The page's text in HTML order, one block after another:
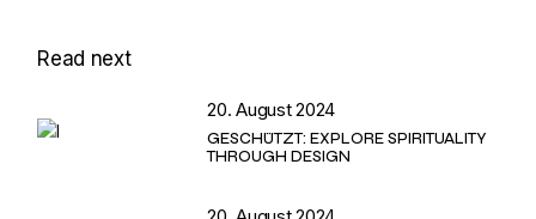
Read next
20. August 2024
GESCHÜTZT: EXPLORE SPIRITUALITY
THROUGH DESIGN